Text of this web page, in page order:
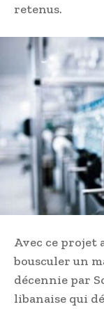
retenus.
Avec ce projet
bousculer un
décennie par
libanaise qui